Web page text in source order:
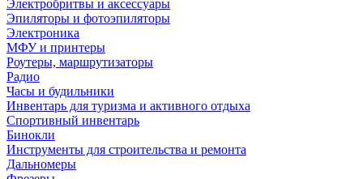
Электробритвы и аксессуары
Эпиляторы и фотоэпиляторы
Электроника
МФУ и принтеры
Роутеры, маршрутизаторы
Радио
Часы и будильники
Инвентарь для туризма и активного отдыха
Спортивный инвентарь
Бинокли
Инструменты для строительства и ремонта
Дальномеры